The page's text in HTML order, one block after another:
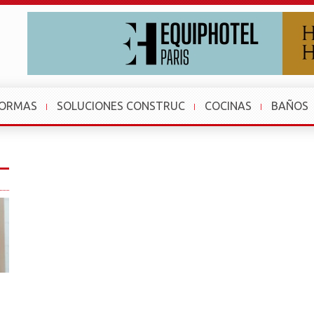
SOLUCIONES CONSTRUC COCINAS BAÑOS